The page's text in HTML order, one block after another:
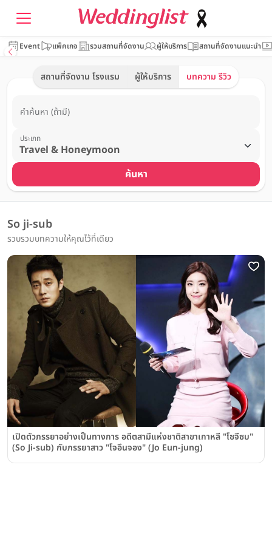
Event แพ็คเกจ รวมสถานที่จัดงาน ผู้ให้บริการ สถานที่จัดงานแนะนำ
สถานที่จัดงาน โรงแรม ผู้ให้บริการ บทความ รีวิว
คำค้นหา (ถ้ามี)
ประเภท
ค้นหา
So ji-sub
รวบรวมบทความให้คุณไว้ที่เดียว
เปิดตัวภรรยาอย่างเป็นทางการ อดีตสามีแห่งชาติสาขาเกาหลี "โซจีซบ"
(So Ji-sub) กับภรรยาสาว "โจอึนจอง" (Jo Eun-jung)